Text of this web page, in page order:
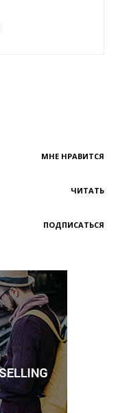
МНЕ НРАВИТСЯ
ЧИТАТЬ
ПОДПИСАТЬСЯ